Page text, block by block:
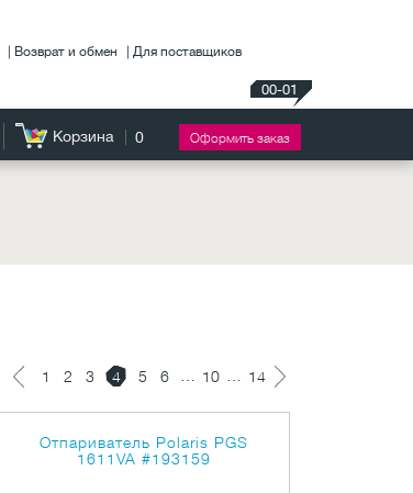
Возврат и обмен Для поставщиков
00-01
Корзина 0 Оформить заказ
1 2 3 4 5 6 10 14
Отпариватель Polaris PGS
1611VA#193159